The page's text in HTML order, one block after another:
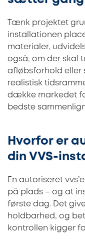
Tænk projektet
installationen
materialer,
også, om der skal
afløbsforhold eller
realistisk
dække markedet
bedste
Hvorfor er
din VVS-
En autoriseret
på plads – og at
første dag. Det
holdbarhed, og
kontrollen kigger